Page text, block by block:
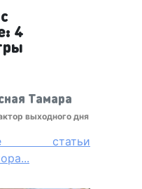
4
Тамара
выходного дня
статьи